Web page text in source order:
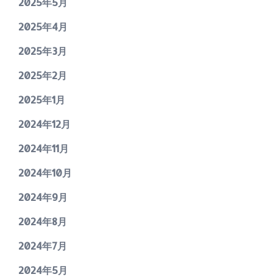
2025年4月
2025年3月
2025年2月
2025年1月
2024年12月
2024年11月
2024年10月
2024年9月
2024年8月
2024年7月
2024年5月